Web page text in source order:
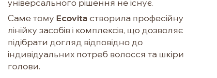
універсального рішення не існує.
Саме тому Ecovita створила професійну
лінійку засобів і комплексів, що дозволяє
підібрати догляд відповідно до
індивідуальних потреб волосся та шкіри
голови.